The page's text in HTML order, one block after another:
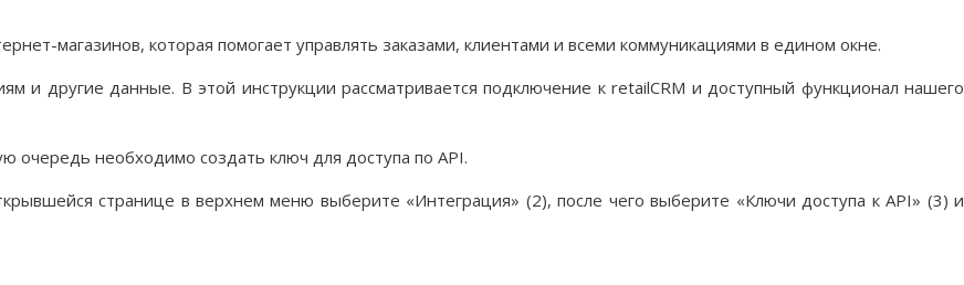
магазинов, которая помогает управлять заказами, клиентами и всеми коммуникациями в едином окне.
и другие данные. В этой инструкции рассматривается подключение к retailCRM и доступный функционал нашего
очередь необходимо создать ключ для доступа по API.
странице в верхнем меню выберите «Интеграция» (2), после чего выберите «Ключи доступа к API» (3) и